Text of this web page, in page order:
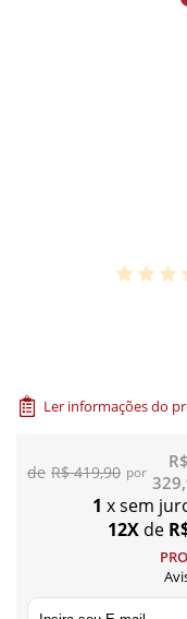
Ler informações do
R$ 419,90
R$
1 x sem
12X de